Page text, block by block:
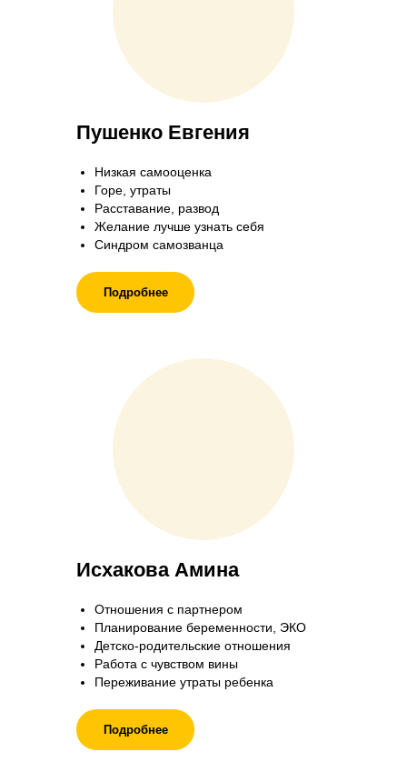
Пушенко Евгения
Низкая самооценка
Горе, утраты
Расставание, развод
Желание лучше узнать себя
Синдром самозванца
Подробнее
Исхакова Амина
Отношения с партнером
Планирование беременности, ЭКО
Детско-родительские отношения
Работа с чувством вины
Переживание утраты ребенка
Подробнее